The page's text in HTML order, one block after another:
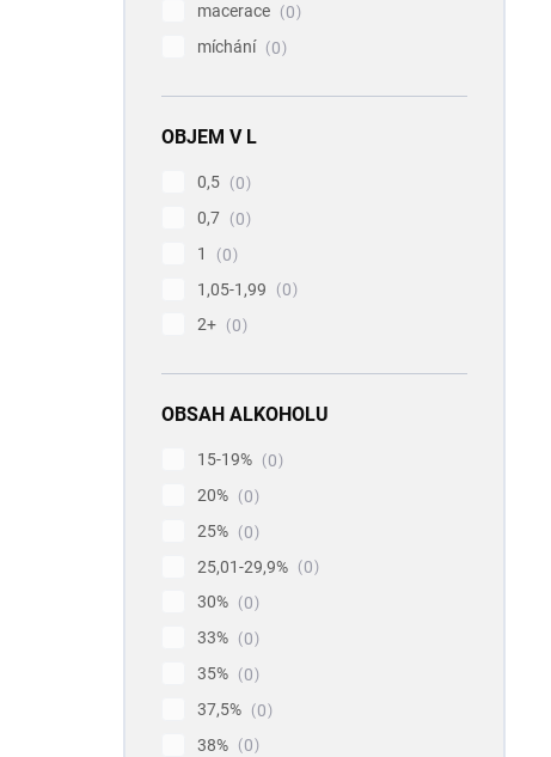
macerace
0
míchání
0
OBJEM V L
0,5
0
0,7
0
1
0
1,05-1,99
0
2+
0
OBSAH ALKOHOLU
15-19%
0
20%
0
25%
0
25,01-29,9%
0
30%
0
33%
0
35%
0
37,5%
0
38%
0